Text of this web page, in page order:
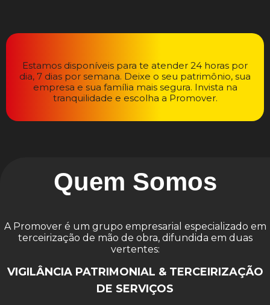
Estamos disponíveis para te atender 24 horas por
dia, 7 dias por semana. Deixe o seu patrimônio, sua
empresa e sua família mais segura. Invista na
tranquilidade e escolha a Promover.
Quem Somos
A Promover é um grupo empresarial especializado em
terceirização de mão de obra, difundida em duas
vertentes:
VIGILÂNCIA PATRIMONIAL & TERCEIRIZAÇÃO
DE SERVIÇOS